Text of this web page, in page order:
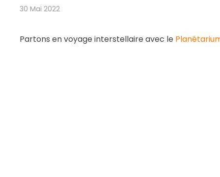
30 Mai 2022
Partons en voyage interstellaire avec le